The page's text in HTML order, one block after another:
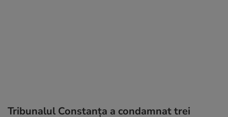
Tribunalul Constanța a condamnat trei